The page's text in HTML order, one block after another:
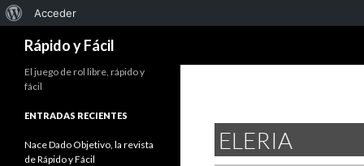
Acerca
de
Acceder
Rápido y Fácil
ELERIA
El juego de rol libre, rápido y
fácil
ENTRADAS RECIENTES
Nace Dado Objetivo, la revista
de Rápido y Fácil